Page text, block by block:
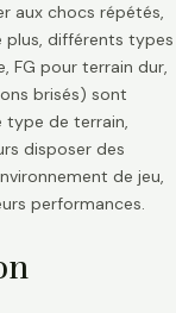
aux chocs répétés,
plus, différents types
FG pour terrain dur,
brisés) sont
type de terrain,
disposer des
de jeu,
performances.